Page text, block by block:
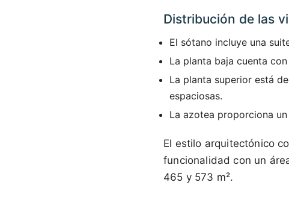
Distribución de las
El sótano incluye una
La planta baja cuenta
La planta superior está
espaciosas.
La azotea proporciona
El estilo arquitectónico
funcionalidad con un
465 y 573 m².